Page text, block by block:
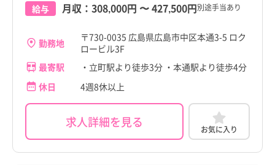
給与 月収： 308,000円 〜427,500円別途手当あり
勤務地
〒730-0035 広島県広島市中区本通3-5 ロク
ロービル3F
最寄駅
・立町駅より徒歩3分 ・本通駅より徒歩4分
休日
4週8休以上
求人詳細を見る お気に入り